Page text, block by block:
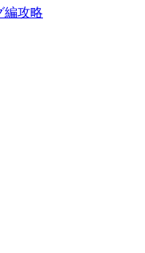
編攻略